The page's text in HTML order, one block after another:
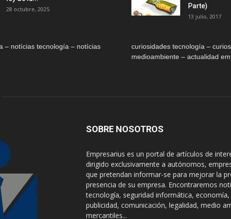
28 octubre, 2025
– notícias tecnología – notícias
Parte)
13 julio, 2017
curiosidades tecnología –
medioambiente – actualidad
SOBRE NOSOTROS
Empresarius es un portal de artículos de
dirigido exclusivamente a autónomos,
que pretendan informar-se para mejorar la
presencia de su empresa. Encontraremos
tecnología, seguridad informática,
publicidad, comunicación, legalidad, medio
mercantiles...